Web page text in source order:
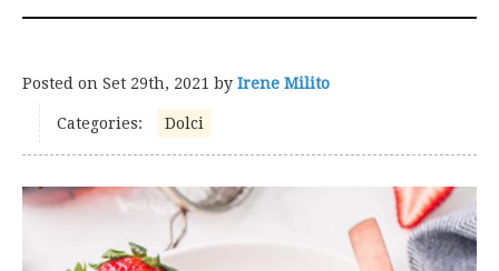
Posted on Set 29th, 2021 by Irene Milito
Categories: Dolci